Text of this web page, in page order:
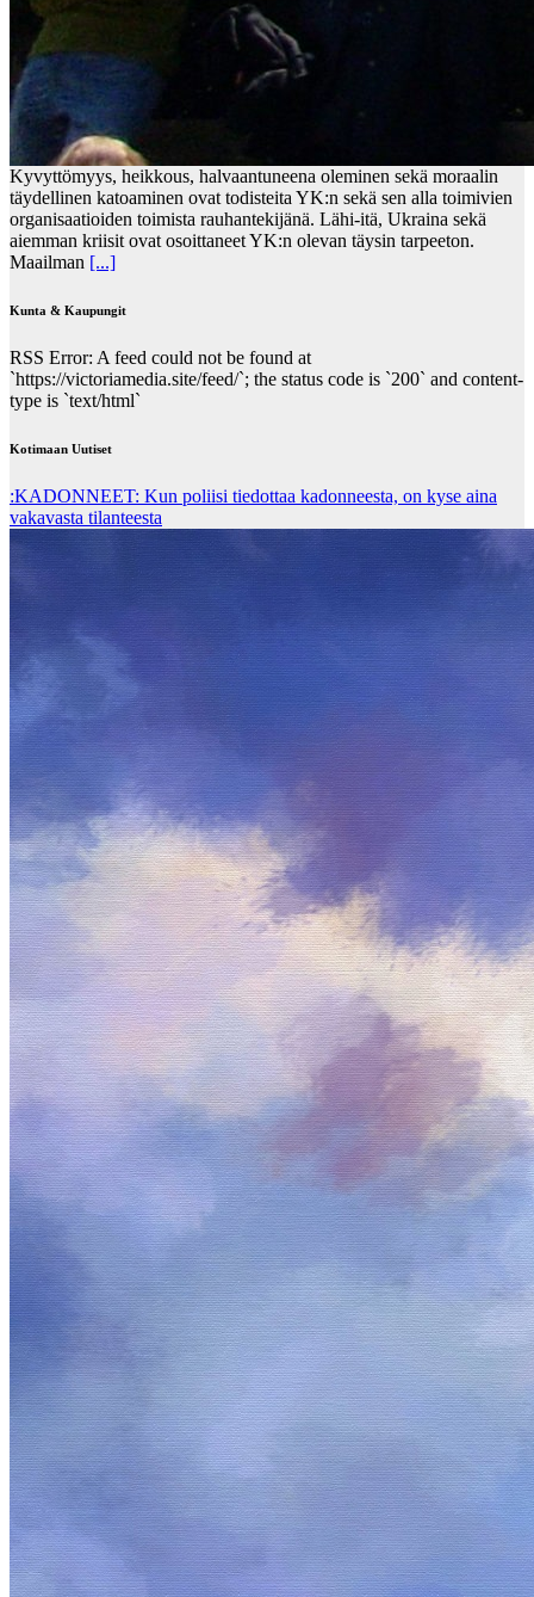
Kyvyttömyys, heikkous, halvaantuneena oleminen sekä moraalin
täydellinen katoaminen ovat todisteita YK:n sekä sen alla toimivien
organisaatioiden toimista rauhantekijänä. Lähi-itä, Ukraina sekä
aiemman kriisit ovat osoittaneet YK:n olevan täysin tarpeeton.
Maailman [...]
Kunta & Kaupungit
RSS Error: A feed could not be found at
`https://victoriamedia.site/feed/`; the status code is `200` and content-
type is `text/html`
Kotimaan Uutiset
:KADONNEET: Kun poliisi tiedottaa kadonneesta, on kyse aina
vakavasta tilanteesta